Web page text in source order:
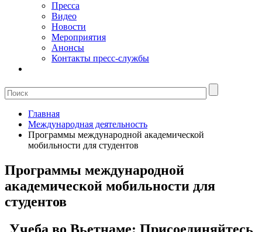
Пресса
Видео
Новости
Мероприятия
Анонсы
Контакты пресс-службы
Главная
Международная деятельность
Программы международной академической
мобильности для студентов
Программы международной
академической мобильности для
студентов